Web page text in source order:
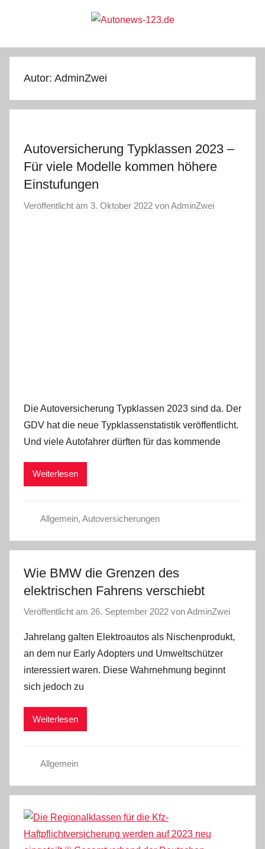
Autonews-
123.de
Autor: AdminZwei
Autoversicherung Typklassen 2023 –
Für viele Modelle kommen höhere
Einstufungen
Veröffentlicht am 3. Oktober 2022 vonAdminZwei
Die Autoversicherung Typklassen 2023 sind da. Der
GDV hat die neue Typklassenstatistik veröffentlicht.
Und viele Autofahrer dürften für das kommende
Weiterlesen
Allgemein, Autoversicherungen
Wie BMW die Grenzen des
elektrischen Fahrens verschiebt
Veröffentlicht am 26. September 2022 vonAdminZwei
Jahrelang galten Elektroautos als Nischenprodukt,
an dem nur Early Adopters und Umweltschützer
interessiert waren. Diese Wahrnehmung beginnt
sich jedoch zu
Weiterlesen
Allgemein